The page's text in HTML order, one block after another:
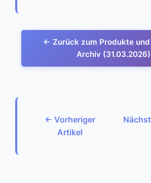
← Zurück zum Produkte
Archiv (31.03.2026)
← Vorheriger
Artikel